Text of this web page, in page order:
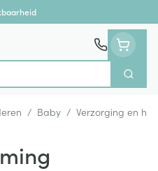
Zoek
/ Baby / Verzorging en